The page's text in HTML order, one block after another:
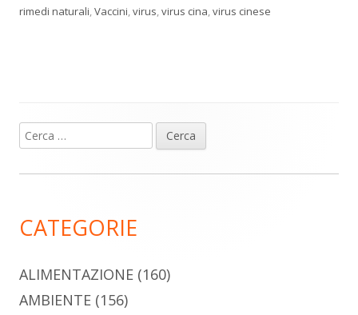
rimedi naturali Vaccini virus virus cina virus cinese
Barra
laterale
Ricerca
per:
CATEGORIE
ALIMENTAZIONE (160)
AMBIENTE (156)